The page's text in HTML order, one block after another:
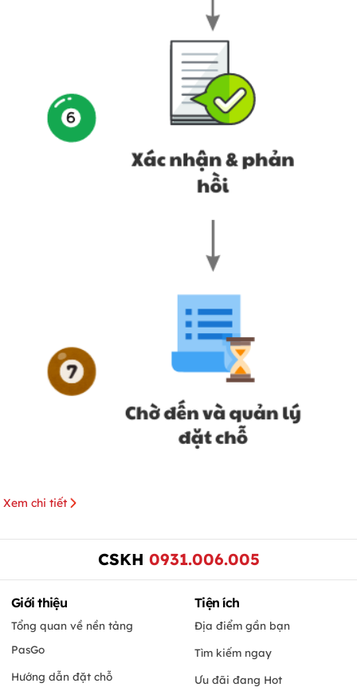
Xem chi tiết
CSKH 0931.006.005
Giới thiệu
Tổng quan về nền tảng
PasGo
Hướng dẫn đặt chỗ
Tiện ích
Địa điểm gần bạn
Tìm kiếm ngay
Ưu đãi đang Hot